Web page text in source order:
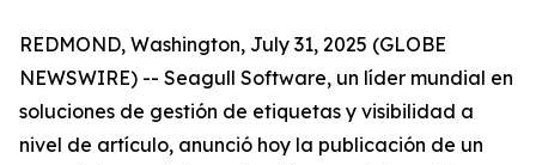
REDMOND, Washington, July 31, 2025 (GLOBE
NEWSWIRE) -- Seagull Software, un líder mundial en
soluciones de gestión de etiquetas y visibilidad a
nivel de artículo, anunció hoy la publicación de un